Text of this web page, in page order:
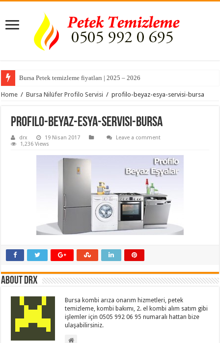
Bursa Petek temizleme fiyatları | 2025 – 2026
Home / Bursa Nilüfer Profilo Servisi / profilo-beyaz-esya-servisi-bursa
profilo-beyaz-esya-servisi-bursa
drx 19 Nisan 2017
Leave a comment
1,236 Views
About drx
Bursa kombi arıza onarım hizmetleri, petek
temizleme, kombi bakımı, 2. el kombi alım satım gibi
işlemler için 0505 992 06 95 numaralı hattan bize
ulaşabilirsiniz.